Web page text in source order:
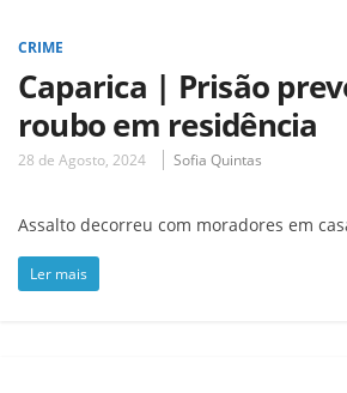
CRIME
Caparica | Prisão
roubo em residência
28 de Agosto, 2024 Sofia Quintas
Assalto decorreu com moradores em
Ler mais